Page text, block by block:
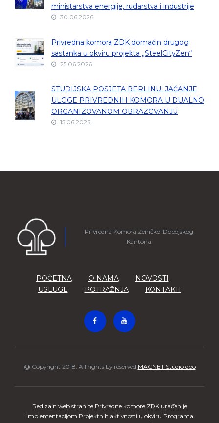
ministarstva energije, rudarstva i industrije
30.06.2026
Privredna komora ZDK domaćin drugog
sastanka u okviru projekta „SteelCityZen“
25.06.2026
STUDIJSKA POSJETA BERLINU: JAČANJE
ULOGE PRIVREDNIH KOMORA U DUALNO
ORGANIZOVANOM OBRAZOVANJU
15.06.2026
Privredna Komora Zeničko-Dobojskog
Kantona
POČETNA O NAMA
NOVOSTI
USLUGE
POTRAŽNJA KONTAKTI
@ Copyright 2018. All rights by reserved MAGNET Studio doo
Redizajn web stranice Privredne komore ZDK urađen je
implementacijom Projektnih aktivnosti u okviru Programa